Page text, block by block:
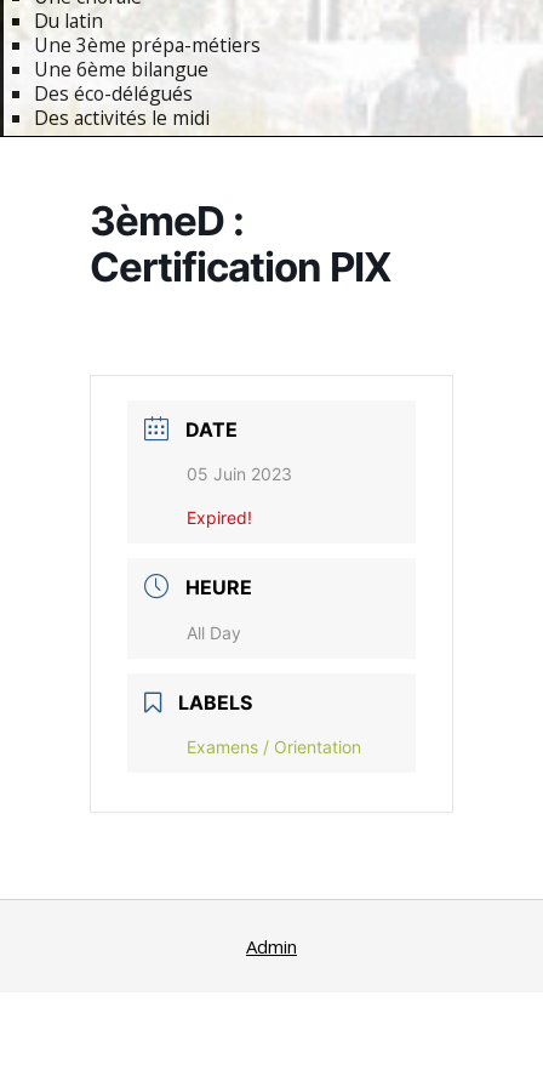
Du latin
Une 3ème prépa-métiers
Une 6ème bilangue
Des éco-délégués
Des activités le midi
3èmeD :
Certification PIX
DATE
05 Juin 2023
Expired!
HEURE
All Day
LABELS
Examens / Orientation
Admin